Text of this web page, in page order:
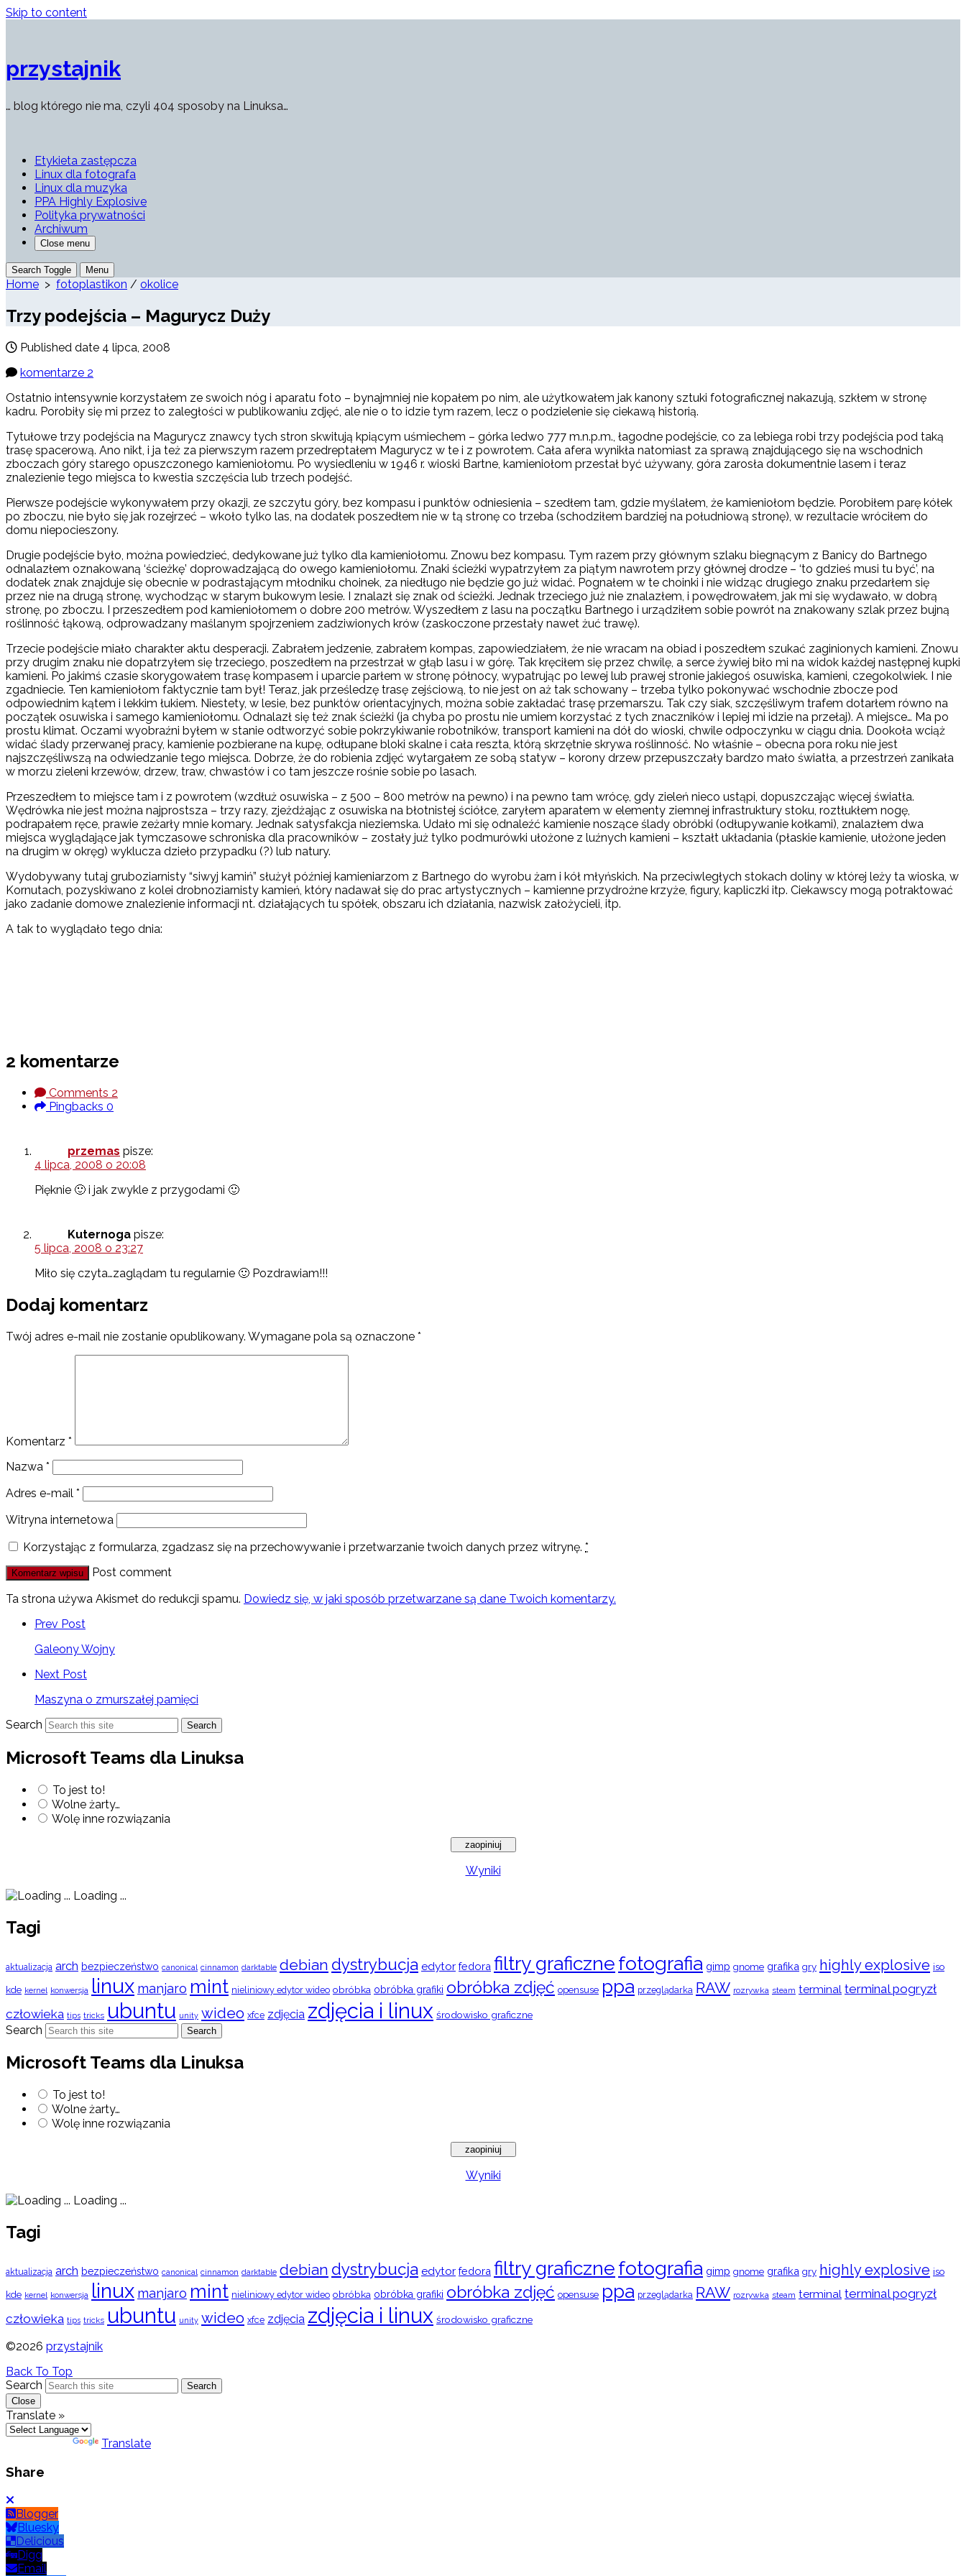
Skip to content
przystajnik
… blog którego nie ma, czyli 404 sposoby na Linuksa…
Etykieta zastępcza
Linux dla fotografa
Linux dla muzyka
PPA Highly Explosive
Polityka prywatności
Archiwum
Close menu
Search Toggle Menu
Home > fotoplastikon / okolice
Trzy podejścia – Magurycz Duży
Published date 4 lipca, 2008
komentarze 2
Ostatnio intensywnie korzystałem ze swoich nóg i aparatu foto – bynajmniej nie kopałem po nim, ale użytkowałem jak kanony sztuki fotograficznej nakazują, szkłem w stronę
kadru. Porobiły się mi przez to zaległości w publikowaniu zdjęć, ale nie o to idzie tym razem, lecz o podzielenie się ciekawą historią.
Tytułowe trzy podejścia na Magurycz znawcy tych stron skwitują kpiącym uśmiechem – górka ledwo 777 m.n.p.m., łagodne podejście, co za lebiega robi trzy podejścia pod taką
trasę spacerową. Ano nikt, i ja też za pierwszym razem przedreptałem Magurycz w te i z powrotem. Cała afera wynikła natomiast za sprawą znajdującego się na wschodnich
zboczach góry starego opuszczonego kamieniołomu. Po wysiedleniu w 1946 r. wioski Bartne, kamieniołom przestał być używany, góra zarosła dokumentnie lasem i teraz
znalezienie tego miejsca to kwestia szczęścia lub trzech podejść.
Pierwsze podejście wykonywałem przy okazji, ze szczytu góry, bez kompasu i punktów odniesienia – szedłem tam, gdzie myślałem, że kamieniołom będzie. Porobiłem parę kółek
po zboczu, nie było się jak rozejrzeć – wkoło tylko las, na dodatek poszedłem nie w tą stronę co trzeba (schodziłem bardziej na południową stronę), w rezultacie wróciłem do
domu niepocieszony.
Drugie podejście było, można powiedzieć, dedykowane już tylko dla kamieniołomu. Znowu bez kompasu. Tym razem przy głównym szlaku biegnącym z Banicy do Bartnego
odnalazłem oznakowaną ‘ścieżkę’ doprowadzającą do owego kamieniołomu. Znaki ścieżki wypatrzyłem za piątym nawrotem przy głównej drodze – ‘to gdzieś musi tu być’, na
dodatek znak znajduje się obecnie w podrastającym młodniku choinek, za niedługo nie będzie go już widać. Pognałem w te choinki i nie widząc drugiego znaku przedarłem się
przez nie na drugą stronę, wychodząc w starym bukowym lesie. I znalazł się znak od ścieżki. Jednak trzeciego już nie znalazłem, i powędrowałem, jak mi się wydawało, w dobrą
stronę, po zboczu. I przeszedłem pod kamieniołomem o dobre 200 metrów. Wyszedłem z lasu na początku Bartnego i urządziłem sobie powrót na znakowany szlak przez bujną
roślinność łąkową, odprowadzany maślanym spojrzeniem zadziwionych krów (zaskoczone przestały nawet żuć trawę).
Trzecie podejście miało charakter aktu desperacji. Zabrałem jedzenie, zabrałem kompas, zapowiedziałem, że nie wracam na obiad i poszedłem szukać zaginionych kamieni. Znowu
przy drugim znaku nie dopatrzyłem się trzeciego, poszedłem na przestrzał w głąb lasu i w górę. Tak kręciłem się przez chwilę, a serce żywiej biło mi na widok każdej następnej kupki
kamieni. Po jakimś czasie skorygowałem trasę kompasem i uparcie parłem w stronę północy, wypatrując po lewej lub prawej stronie jakiegoś osuwiska, kamieni, czegokolwiek. I nie
zgadniecie. Ten kamieniołom faktycznie tam był! Teraz, jak prześledzę trasę zejściową, to nie jest on aż tak schowany – trzeba tylko pokonywać wschodnie zbocze pod
odpowiednim kątem i lekkim łukiem. Niestety, w lesie, bez punktów orientacyjnych, można sobie zakładać trasę przemarszu. Tak czy siak, szczęśliwym trafem dotarłem równo na
początek osuwiska i samego kamieniołomu. Odnalazł się też znak ścieżki (ja chyba po prostu nie umiem korzystać z tych znaczników i lepiej mi idzie na przełaj). A miejsce… Ma po
prostu klimat. Oczami wyobraźni byłem w stanie odtworzyć sobie pokrzykiwanie robotników, transport kamieni na dół do wioski, chwile odpoczynku w ciągu dnia. Dookoła wciąż
widać ślady przerwanej pracy, kamienie pozbierane na kupę, odłupane bloki skalne i cała reszta, którą skrzętnie skrywa roślinność. No właśnie – obecna pora roku nie jest
najszczęśliwszą na odwiedzanie tego miejsca. Dobrze, że do robienia zdjęć wytargałem ze sobą statyw – korony drzew przepuszczały bardzo mało światła, a przestrzeń zanikała
w morzu zieleni krzewów, drzew, traw, chwastów i co tam jeszcze rośnie sobie po lasach.
Przeszedłem to miejsce tam i z powrotem (wzdłuż osuwiska – z 500 – 800 metrów na pewno) i na pewno tam wrócę, gdy zieleń nieco ustąpi, dopuszczając więcej światła.
Wędrówka nie jest można najprostsza – trzy razy, zjeżdżając z osuwiska na błotnistej ściółce, zaryłem aparatem w elementy ziemnej infrastruktury stoku, roztłukłem nogę,
podrapałem ręce, prawie zeżarły mnie komary. Jednak satysfakcja nieziemska. Udało mi się odnaleźć kamienie noszące ślady obróbki (odłupywanie kołkami), znalazłem dwa
miejsca wyglądające jak tymczasowe schroniska dla pracowników – zostały już tylko podmurówki ułożone z luźnych kamieni – kształt układania (płaskie kamienie, ułożone jeden
na drugim w okręg) wyklucza dzieło przypadku (?) lub natury.
Wydobywany tutaj gruboziarnisty “siwyj kamiń” służył później kamieniarzom z Bartnego do wyrobu żarn i kół młyńskich. Na przeciwległych stokach doliny w której leży ta wioska, w
Kornutach, pozyskiwano z kolei drobnoziarnisty kamień, który nadawał się do prac artystycznych – kamienne przydrożne krzyże, figury, kapliczki itp. Ciekawscy mogą potraktować
jako zadanie domowe znalezienie informacji nt. działających tu spółek, obszaru ich działania, nazwisk założycieli, itp.
A tak to wyglądało tego dnia:
2 komentarze
Comments 2
Pingbacks 0
przemas pisze:
4 lipca, 2008 o 20:08
Pięknie 🙂 i jak zwykle z przygodami 🙂
Kuternoga pisze:
5 lipca, 2008 o 23:27
Miło się czyta…zaglądam tu regularnie 🙂 Pozdrawiam!!!
Dodaj komentarz
Twój adres e-mail nie zostanie opublikowany. Wymagane pola są oznaczone *
Komentarz *
Nazwa *
Adres e-mail *
Witryna internetowa
Korzystając z formularza, zgadzasz się na przechowywanie i przetwarzanie twoich danych przez witrynę. *
Post comment
Ta strona używa Akismet do redukcji spamu. Dowiedz się, w jaki sposób przetwarzane są dane Twoich komentarzy.
Prev Post
Galeony Wojny
Next Post
Maszyna o zmurszałej pamięci
Search
Search
Microsoft Teams dla Linuksa
To jest to!
Wolne żarty…
Wolę inne rozwiązania
Wyniki
Loading ...
Tagi
aktualizacja arch bezpieczeństwo canonical cinnamon darktable debian dystrybucja edytor fedora filtry graficznefotografia gimp gnome grafika gry highly explosive iso
kde kernel konwersja linux manjaro mint nieliniowy edytor wideo obróbka obróbka grafiki obróbka zdjęć opensuse ppa przeglądarka RAW rozrywka steam terminal terminal pogryzł
człowieka tips tricks ubuntu unity wideo xfce zdjęcia zdjęcia i linux środowisko graficzne
Search Search
Microsoft Teams dla Linuksa
To jest to!
Wolne żarty…
Wolę inne rozwiązania
Wyniki
Loading ...
Tagi
aktualizacja arch bezpieczeństwo canonical cinnamon darktable debian dystrybucja edytor fedora filtry graficznefotografia gimp gnome grafika gry highly explosive iso
kde kernel konwersja linux manjaro mint nieliniowy edytor wideo obróbka obróbka grafiki obróbka zdjęć opensuse ppa przeglądarka RAW rozrywka steam terminal terminal pogryzł
człowieka tips tricks ubuntu unity wideo xfce zdjęcia zdjęcia i linux środowisko graficzne
©2026 przystajnik
Back To Top
Search
Search
Close
Translate »
Translate
Share
Blogger
Bluesky
Delicious
Digg
Email